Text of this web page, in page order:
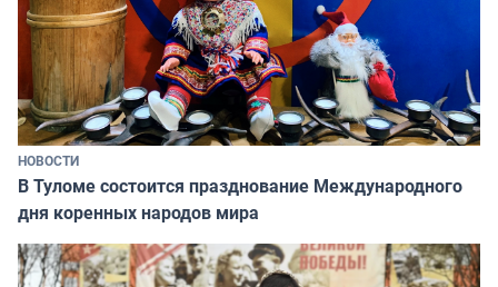
НОВОСТИ
В Туломе состоится празднование Международного
дня коренных народов мира